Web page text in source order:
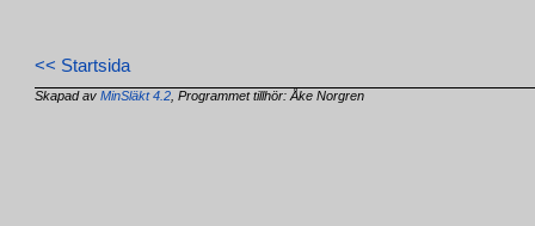
<< Startsida
Skapad avMinSläkt 4.2 , Programmet tillhör: Åke Norgren